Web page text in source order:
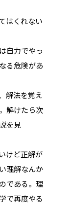
はくれない
自力でやっ
る危険があ
解法を覚え
解けたら次
を見
けど正解が
理解なんか
である。理
で再度やる